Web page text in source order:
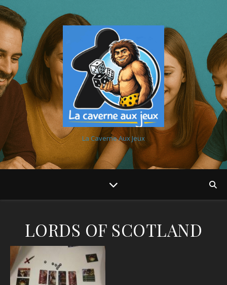
La Caverne Aux Jeux
LORDS OF SCOTLAND